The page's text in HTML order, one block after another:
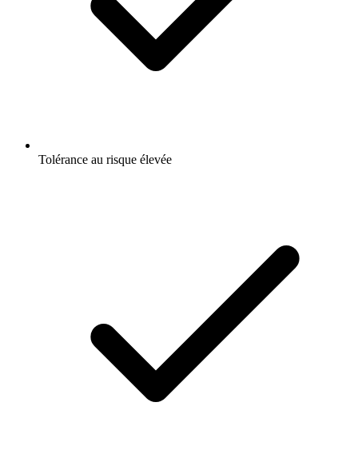
Tolérance au risque élevée